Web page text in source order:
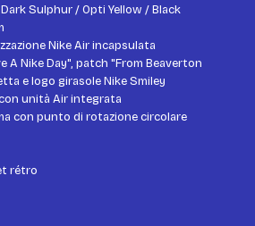
Sulphur / Opti Yellow / Black
Nike Air incapsulata
A Nike Day", patch "From Beaverton
e logo girasole Nike Smiley
unità Air integrata
con punto di rotazione circolare
rétro